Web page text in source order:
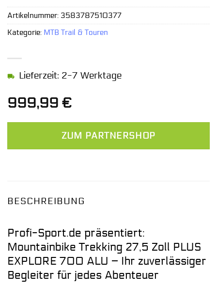
999,99 €
Lieferzeit: 2-7 Werktage
ZUM PARTNERSHOP
Artikelnummer: 3583787510377
Kategorie: MTB Trail & Touren
BESCHREIBUNG
Profi-Sport.de präsentiert:
Mountainbike Trekking 27,5 Zoll PLUS
EXPLORE 700 ALU – Ihr zuverlässiger
Begleiter für jedes Abenteuer